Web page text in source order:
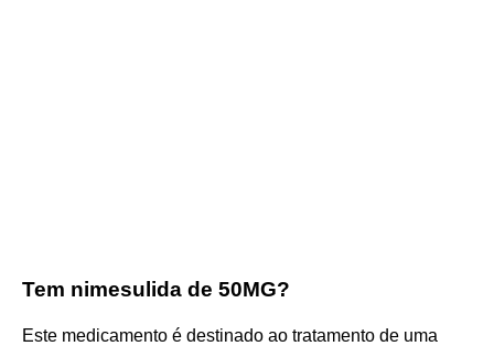
Tem nimesulida de 50MG?
Este medicamento é destinado ao tratamento de uma